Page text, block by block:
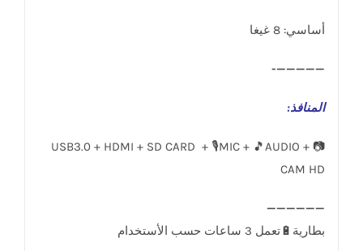
أساسي: 8 غيغا
—————-
المنافذ:
USB3.0 + HDMI + SD CARD + 🎙️MIC + 🎵AUDIO + 📷
CAM HD